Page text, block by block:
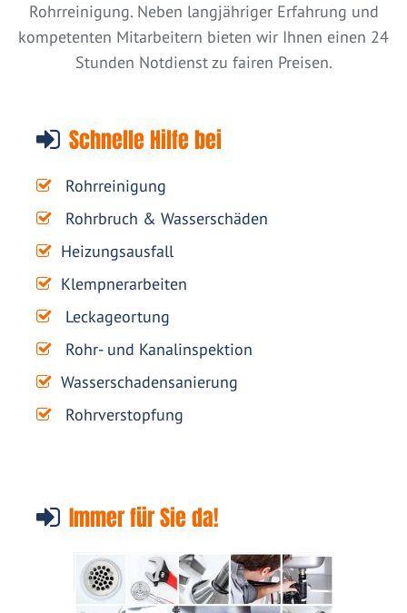
Rohrreinigung. Neben langjähriger Erfahrung und
kompetenten Mitarbeitern bieten wir Ihnen einen 24
Stunden Notdienst zu fairen Preisen.
Schnelle Hilfe bei
Rohrreinigung
Rohrbruch & Wasserschäden
Heizungsausfall
Klempnerarbeiten
Leckageortung
Rohr- und Kanalinspektion
Wasserschadensanierung
Rohrverstopfung
Immer für Sie da!